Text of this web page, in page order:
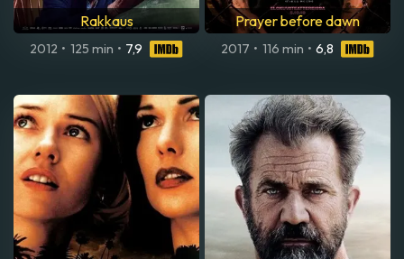
Rakkaus
2012 • 125 min • 7,9
Prayer before dawn
2017 • 116 min • 6,8